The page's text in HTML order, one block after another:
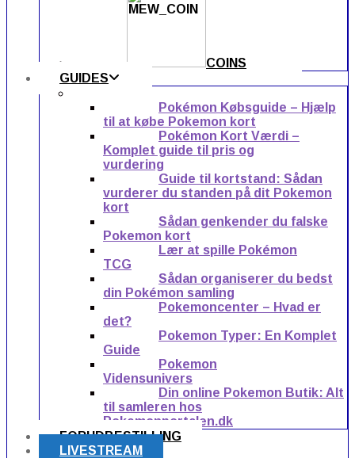
COINS
GUIDES
Pokémon Købsguide – Hjælp
til at købe Pokemon kort
Pokémon Kort Værdi –
Komplet guide til pris og
vurdering
Guide til kortstand: Sådan
vurderer du standen på dit Pokemon
kort
Sådan genkender du falske
Pokemon kort
Lær at spille Pokémon
TCG
Sådan organiserer du bedst
din Pokémon samling
Pokemoncenter – Hvad er
det?
Pokemon Typer: En Komplet
Guide
Pokemon
Vidensunivers
Din online Pokemon Butik: Alt
til samleren hos
Pokemonportalen.dk
FORUDBESTILLING
LIVESTREAM